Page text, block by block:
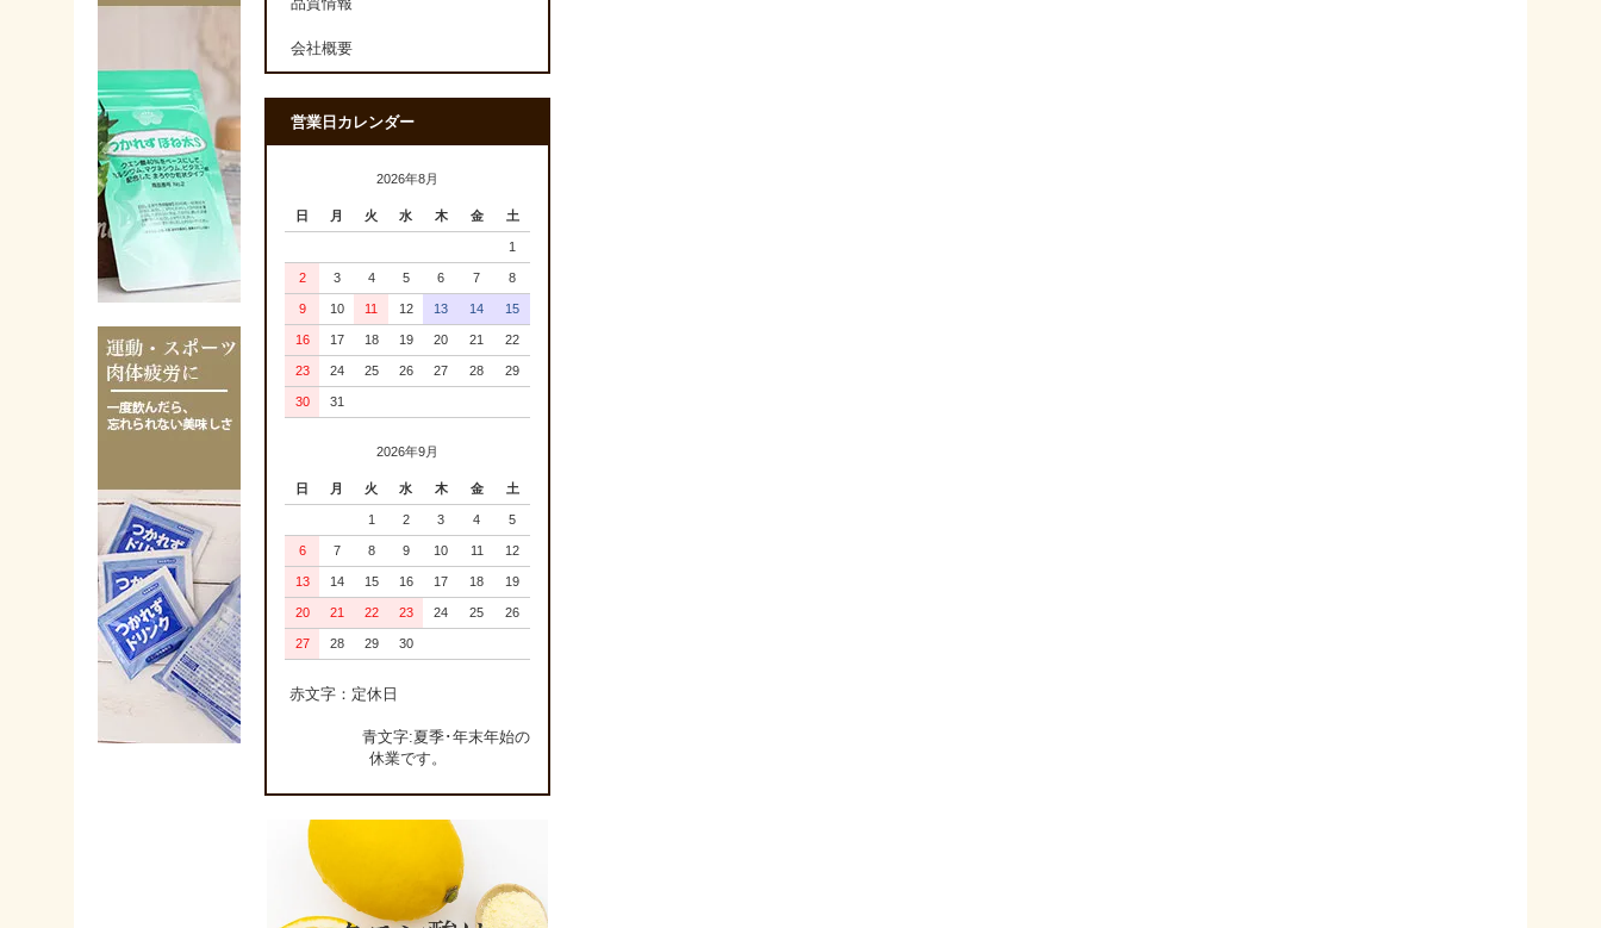
品質情報
会社概要
営業日カレンダー
2026年8月
日 月 火 水 木 金 土
1
2 3 4 5 6 7 8
9 10 11 12 13 14 15
16 17 18 19 20 21 22
23 24 25 26 27 28 29
30 31
2026年9月
日 月 火 水 木 金 土
1 2 3 4 5
6 7 8 9 10 11 12
13 14 15 16 17 18 19
20 21 22 23 24 25 26
27 28 29 30
赤文字：定休日
青文字:夏季･年末年始の
休業です。